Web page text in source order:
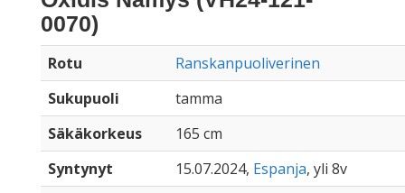
0070)
Rotu
Ranskanpuoliverinen
Sukupuoli
tamma
Säkäkorkeus
165 cm
Syntynyt
15.07.2024, Espanja, yli 8v